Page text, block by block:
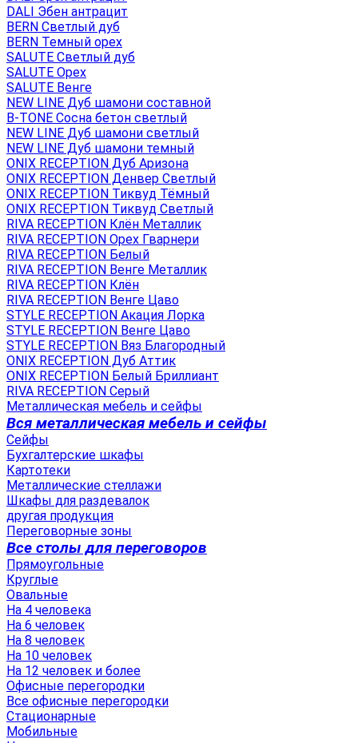
DALI Эбен антрацит
BERN Светлый дуб
BERN Темный орех
SALUTE Светлый дуб
SALUTE Орех
SALUTE Венге
NEW LINE Дуб шамони составной
B-TONE Сосна бетон светлый
NEW LINE Дуб шамони светлый
NEW LINE Дуб шамони темный
ONIX RECEPTION Дуб Аризона
ONIX RECEPTION Денвер Светлый
ONIX RECEPTION Тиквуд Тёмный
ONIX RECEPTION Тиквуд Светлый
RIVA RECEPTION Клён Металлик
RIVA RECEPTION Орех Гварнери
RIVA RECEPTION Белый
RIVA RECEPTION Венге Металлик
RIVA RECEPTION Клён
RIVA RECEPTION Венге Цаво
STYLE RECEPTION Акация Лорка
STYLE RECEPTION Венге Цаво
STYLE RECEPTION Вяз Благородный
ONIX RECEPTION Дуб Аттик
ONIX RECEPTION Белый Бриллиант
RIVA RECEPTION Серый
Металлическая мебель и сейфы
Вся металлическая мебель и сейфы
Сейфы
Бухгалтерские шкафы
Картотеки
Металлические стеллажи
Шкафы для раздевалок
другая продукция
Переговорные зоны
Все столы для переговоров
Прямоугольные
Круглые
Овальные
На 4 человека
На 6 человек
На 8 человек
На 10 человек
На 12 человек и более
Офисные перегородки
Все офисные перегородки
Стационарные
Мобильные